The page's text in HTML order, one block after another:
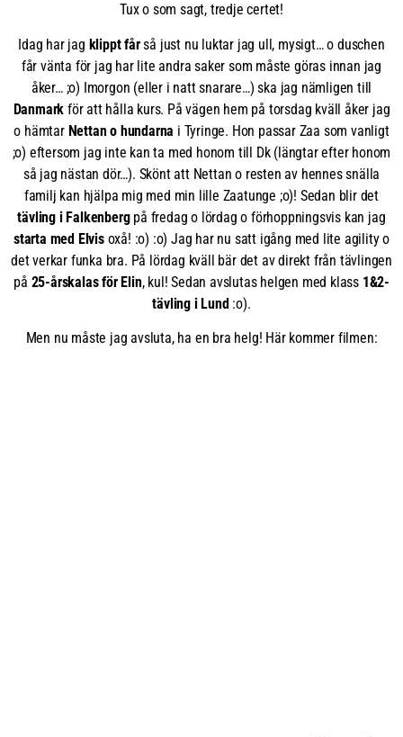
Tux o som sagt, tredje certet!
Idag har jag klippt fårså just nu luktar jag ull, mysigt… o duschen
får vänta för jag har lite andra saker som måste göras innan jag
åker… ;o) Imorgon (eller i natt snarare…) ska jag nämligen till
Danmark för att hålla kurs. På vägen hem på torsdag kväll åker jag
o hämtar Nettan o hundarna i Tyringe. Hon passar Zaa som vanligt
;o) eftersom jag inte kan ta med honom till Dk (längtar efter honom
så jag nästan dör…). Skönt att Nettan o resten av hennes snälla
familj kan hjälpa mig med min lille Zaatunge ;o)! Sedan blir det
tävling i Falkenbergpå fredag o lördag o förhoppningsvis kan jag
starta med Elvisoxå! :o) :o) Jag har nu satt igång med lite agility o
det verkar funka bra. På lördag kväll bär det av direkt från tävlingen
på 25-årskalas för Elin, kul! Sedan avslutas helgen med klass 1&2-
tävling i Lund:o).
Men nu måste jag avsluta, ha en bra helg! Här kommer filmen: